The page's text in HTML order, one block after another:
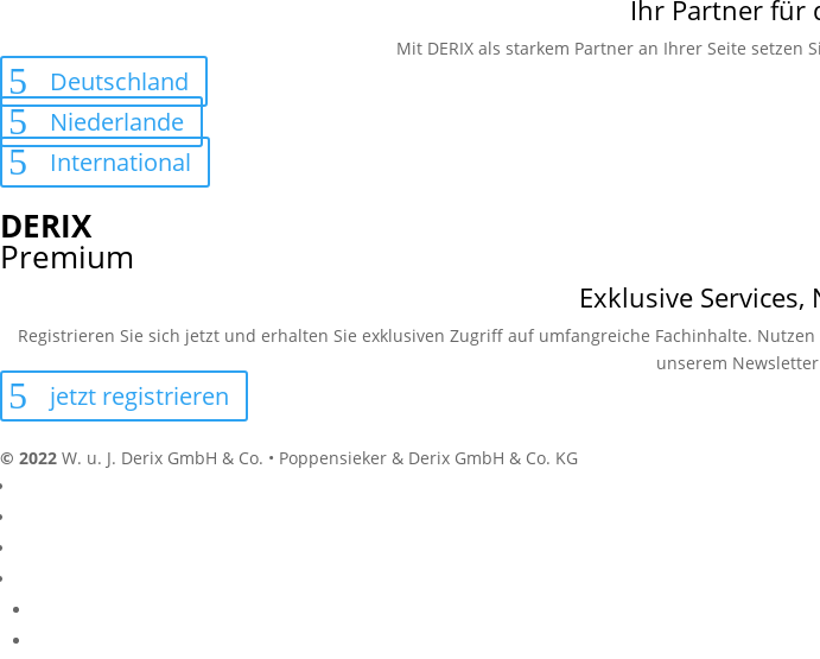
Ihr Partner für
Mit DERIX als starkem Partner an Ihrer Seite
Deutschland
Niederlande
International
DERIX
Premium
Exklusive
Registrieren Sie sich jetzt und erhalten Sie exklusiven Zugriff auf umfangreiche Fachinhalte.
unserem
jetzt registrieren
© 2022 W. u. J. Derix GmbH & Co. • Poppensieker & Derix GmbH & Co. KG